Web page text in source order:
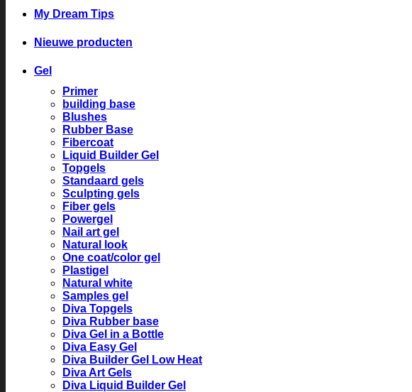
My Dream Tips
Nieuwe producten
Gel
Primer
building base
Blushes
Rubber Base
Fibercoat
Liquid Builder Gel
Topgels
Standaard gels
Sculpting gels
Fiber gels
Powergel
Nail art gel
Natural look
One coat/color gel
Plastigel
Natural white
Samples gel
Diva Topgels
Diva Rubber base
Diva Gel in a Bottle
Diva Easy Gel
Diva Builder Gel Low Heat
Diva Art Gels
Diva Liquid Builder Gel